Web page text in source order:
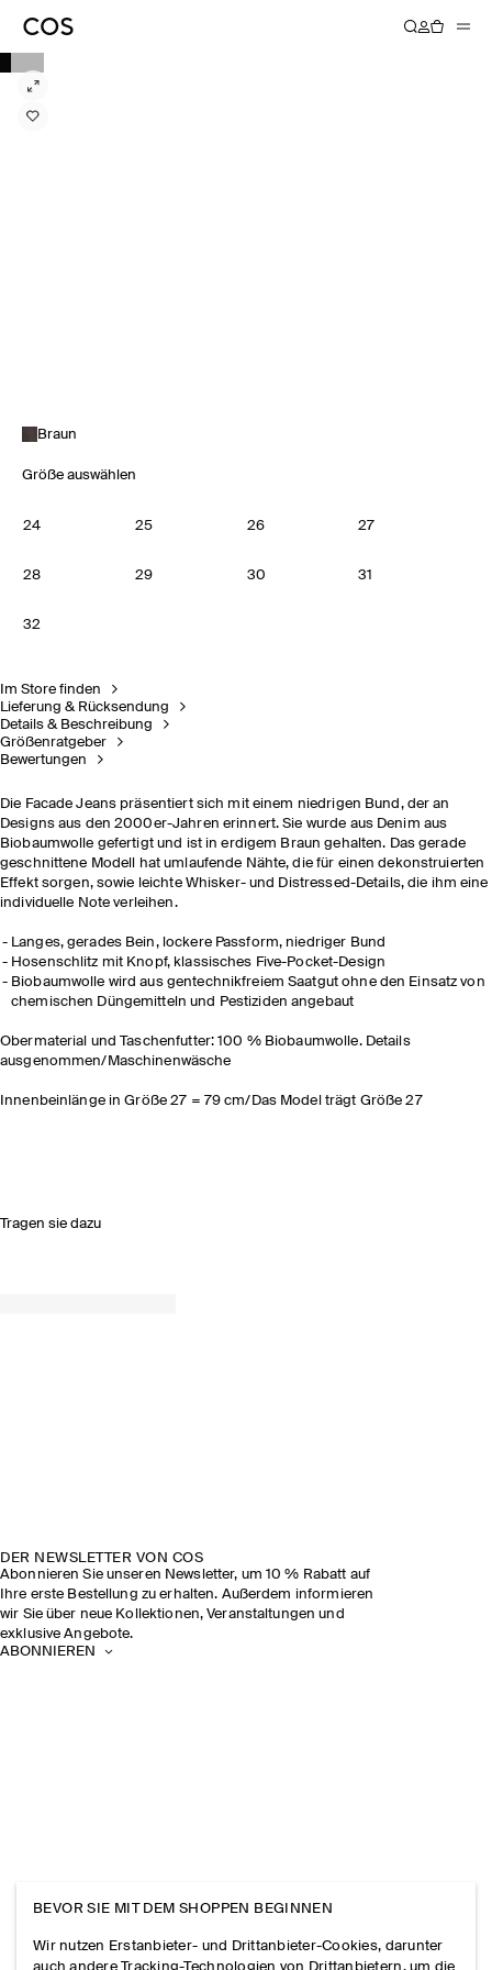
Braun
Größe auswählen
24 25 26 27
28 29 30 31
32
Im Store finden
Lieferung & Rücksendung
Details & Beschreibung
Größenratgeber
Bewertungen
Die Facade Jeans präsentiert sich mit einem niedrigen Bund, der an
Designs aus den 2000er-Jahren erinnert. Sie wurde aus Denim aus
Biobaumwolle gefertigt und ist in erdigem Braun gehalten. Das gerade
geschnittene Modell hat umlaufende Nähte, die für einen dekonstruierten
Effekt sorgen, sowie leichte Whisker- und Distressed-Details, die ihm eine
individuelle Note verleihen.
Langes, gerades Bein, lockere Passform, niedriger Bund
Hosenschlitz mit Knopf, klassisches Five-Pocket-Design
Biobaumwolle wird aus gentechnikfreiem Saatgut ohne den Einsatz von
chemischen Düngemitteln und Pestiziden angebaut
Obermaterial und Taschenfutter: 100 % Biobaumwolle. Details
ausgenommen/Maschinenwäsche
Innenbeinlänge in Größe 27 = 79 cm/Das Model trägt Größe 27
Tragen sie dazu
DER NEWSLETTER VON COS
Abonnieren Sie unseren Newsletter, um 10 % Rabatt auf
Ihre erste Bestellung zu erhalten. Außerdem informieren
wir Sie über neue Kollektionen, Veranstaltungen und
exklusive Angebote.
ABONNIEREN
BEVOR SIE MIT DEM SHOPPEN BEGINNEN
Wir nutzen Erstanbieter- und Drittanbieter-Cookies, darunter
auch andere Tracking-Technologien von Drittanbietern, um die